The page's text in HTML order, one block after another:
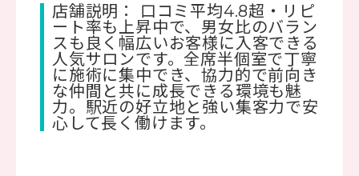
店舗説明： 口コミ平均4.8超・リピ
ート率も上昇中で、男女比のバラン
スも良く幅広いお客様に入客できる
人気サロンです。全席半個室で丁寧
に施術に集中でき、協力的で前向き
な仲間と共に成長できる環境も魅
力。駅近の好立地と強い集客力で安
心して長く働けます。